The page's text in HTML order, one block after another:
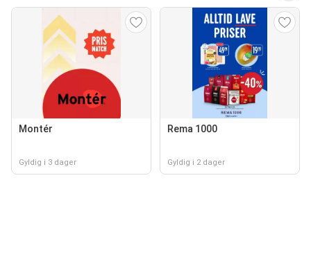
Montér
Gyldig i 3 dager
Rema 1000
Gyldig i 2 dager